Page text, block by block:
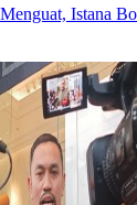
Istana